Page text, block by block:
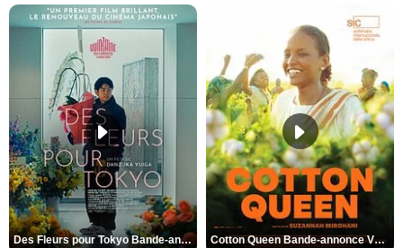
Des Fleurs pour Tokyo Bande-annonce VO STFR Cotton Queen Bande-annonce VO STFR